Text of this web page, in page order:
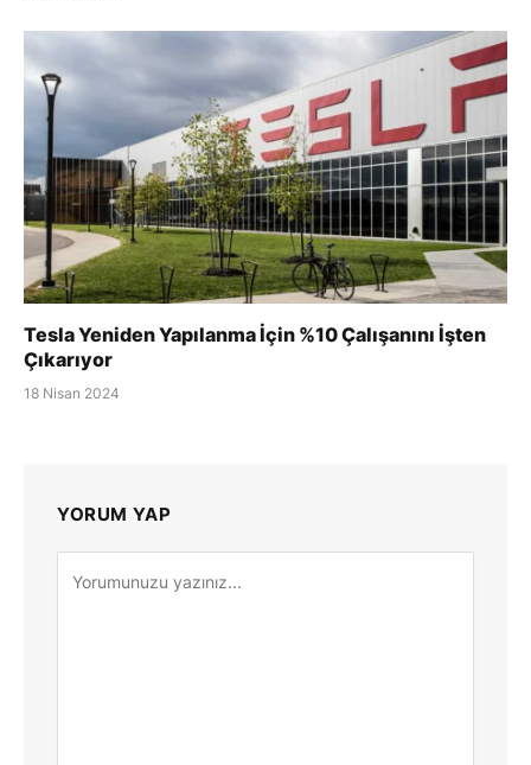
Tesla Yeniden Yapılanma İçin %10 Çalışanını İşten
Çıkarıyor
18 Nisan 2024
YORUM YAP